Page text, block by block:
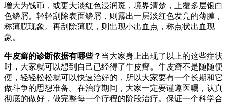
增大为钱币，或更大淡红色浸润斑，境界清楚，上覆多层银白
色鳞屑。轻轻刮除表面鳞屑，则霹出一层淡红色发亮的薄膜，
称薄膜现象。再刮除薄膜，则出现小出血点，称点状出血现
象。
牛皮癣的诊断依据有哪些？ 当大家身上出现了以上的这些症状
时，大家就可以想到自己已经得了牛皮癣。牛皮癣不是随随便
便，轻轻松松就可以快速治好的，所以大家要有一个长期和它
做斗争的思想准备。在治疗期间，大家一定要谨遵医嘱，认真
彻底的做好，做完整每一个疗程的阶段治疗。保证一个科学合